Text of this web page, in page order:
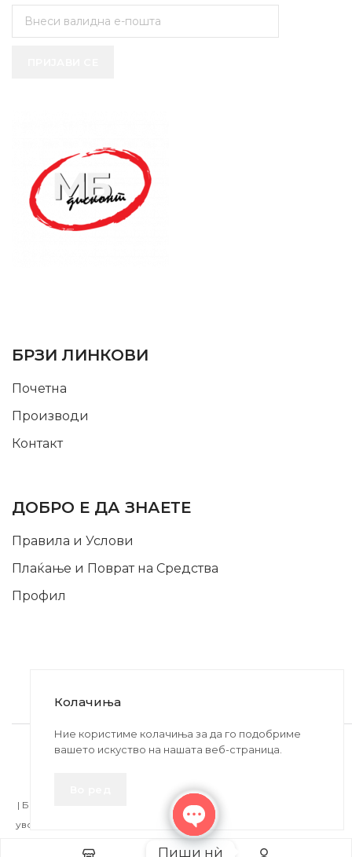
БРЗИ ЛИНКОВИ
Почетна
Производи
Контакт
ДОБРО Е ДА ЗНАЕТЕ
Правила и Услови
Плаќање и Поврат на Средства
Профил
2020-2024 © MB DISKONT. Изработено од
БРАМИТ ДООЕЛ
| БРАЌА МИНКОВИ 57, 2400 СТРУМИЦА | ДПТУ
увоз-извоз Струмица Д.Б.: MK4027005146330 | ЕМБС: 6030530 |
Додај во кошничка
Колачиња
Ние користиме колачиња за да го подобриме
вашето искуство на нашата веб-страница.
Пиши нѝ
Open
chaty